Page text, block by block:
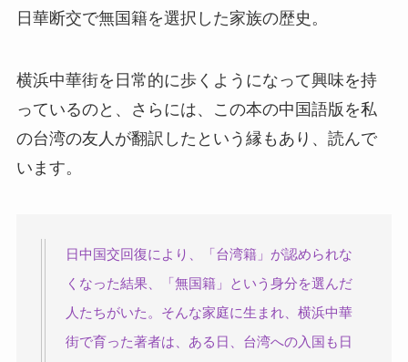
日華断交で無国籍を選択した家族の歴史。
横浜中華街を日常的に歩くようになって興味を持
っているのと、さらには、この本の中国語版を私
の台湾の友人が翻訳したという縁もあり、読んで
います。
日中国交回復により、「台湾籍」が認められな
くなった結果、「無国籍」という身分を選んだ
人たちがいた。そんな家庭に生まれ、横浜中華
街で育った著者は、ある日、台湾への入国も日